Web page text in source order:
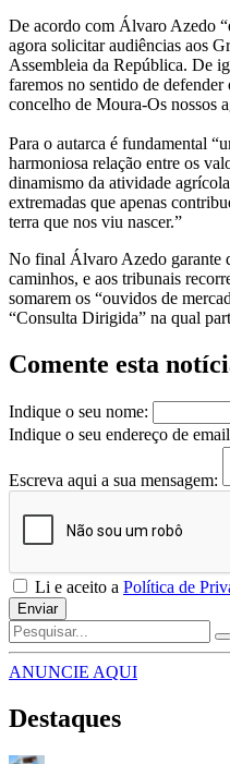
De acordo com Álvaro Azedo
agora solicitar audiências aos
Assembleia da República. De
faremos no sentido de
concelho de Moura-Os nossos
Para o autarca é fundamental
harmoniosa relação entre os
dinamismo da atividade
extremadas que apenas
terra que nos viu nascer.”
No final Álvaro Azedo garante
caminhos, e aos tribunais
somarem os “ouvidos de
“Consulta Dirigida” na qual
Comente esta
Indique o seu nome:
Indique o seu endereço de
Escreva aqui a sua mensagem:
Li e aceito a Política de
Enviar
ANUNCIE AQUI
Destaques